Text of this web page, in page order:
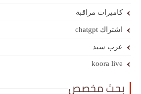
كاميرات مراقبة
اشتراك chatgpt
عرب سيد
koora live
بحث مخصص